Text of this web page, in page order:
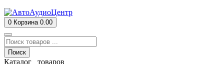
0 Корзина 0.00
Поиск
Каталог товаров